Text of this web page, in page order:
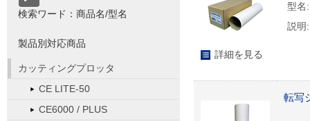
詳細を見る
型名:
説明:
転写
検索ワード：商品名/型名
製品別対応商品
カッティングプロッタ
CE LITE-50
CE6000 / PLUS